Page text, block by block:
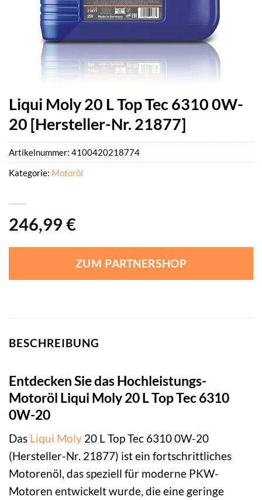
Liqui Moly 20 L Top Tec 6310 0W-
20 [Hersteller-Nr. 21877]
246,99 €
ZUM PARTNERSHOP
Artikelnummer: 4100420218774
Kategorie: Motoröl
BESCHREIBUNG
Entdecken Sie das Hochleistungs-
Motoröl Liqui Moly 20 L Top Tec 6310
0W-20
Das Liqui Moly 20 L Top Tec 6310 0W-20
(Hersteller-Nr. 21877) ist ein fortschrittliches
Motorenöl, das speziell für moderne PKW-
Motoren entwickelt wurde, die eine geringe